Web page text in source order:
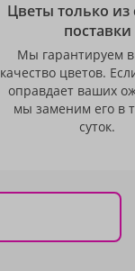
Цветы только из
поставки
Мы гарантируем
качество цветов.
оправдает ваших
мы заменим его в
суток.